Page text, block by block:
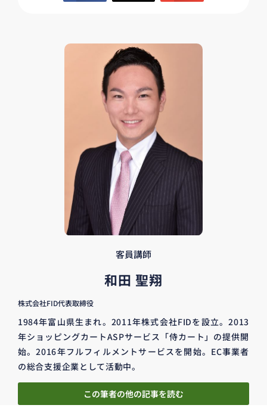
客員講師
和田 聖翔
株式会社FID代表取締役
1984年富山県生まれ。2011年株式会社FIDを設立。2013
年ショッピングカートASPサービス「侍カート」の提供開
始。2016年フルフィルメントサービスを開始。EC事業者
の総合支援企業として活動中。
この筆者の他の記事を読む